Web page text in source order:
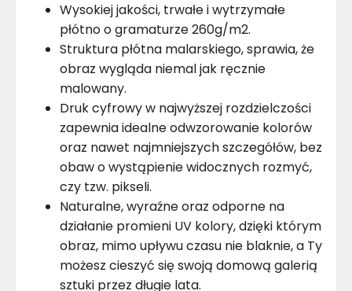
Wysokiej jakości, trwałe i wytrzymałe
płótno o gramaturze 260g/m2.
Struktura płótna malarskiego, sprawia, że
obraz wygląda niemal jak ręcznie
malowany.
Druk cyfrowy w najwyższej rozdzielczości
zapewnia idealne odwzorowanie kolorów
oraz nawet najmniejszych szczegółów, bez
obaw o wystąpienie widocznych rozmyć,
czy tzw. pikseli.
Naturalne, wyraźne oraz odporne na
działanie promieni UV kolory, dzięki którym
obraz, mimo upływu czasu nie blaknie, a Ty
możesz cieszyć się swoją domową galerią
sztuki przez długie lata.